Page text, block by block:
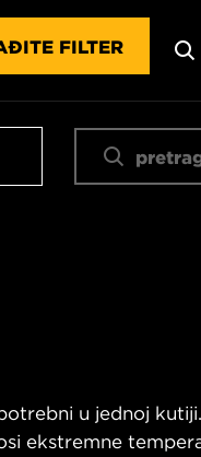
FILTER
u jednoj kutiji.
ekstremne